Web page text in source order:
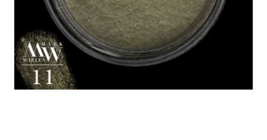
КОСМЕТИКА ДЛЯ ГУБ
КОСМЕТИКА ДЛЯ ЛИЦА
КОСМЕТИКА ДЛЯ ЩЕК
КИСТИ ДЛЯ МАКИЯЖА